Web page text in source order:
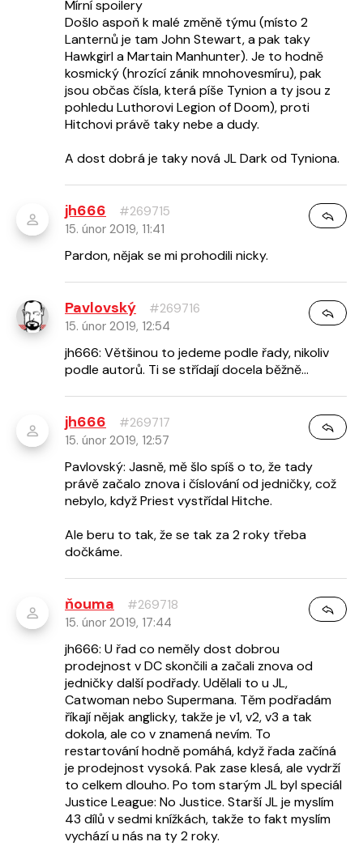
Mírní spoilery
Došlo aspoň k malé změně týmu (místo 2
Lanternů je tam John Stewart, a pak taky
Hawkgirl a Martain Manhunter). Je to hodně
kosmický (hrozící zánik mnohovesmíru), pak
jsou občas čísla, která píše Tynion a ty jsou z
pohledu Luthorovi Legion of Doom), proti
Hitchovi právě taky nebe a dudy.
A dost dobrá je taky nová JL Dark od Tyniona.
jh666
#269715
15. únor 2019, 11:41
Pardon, nějak se mi prohodili nicky.
Pavlovský
#269716
15. únor 2019, 12:54
jh666: Většinou to jedeme podle řady, nikoliv
podle autorů. Ti se střídají docela běžně...
jh666
#269717
15. únor 2019, 12:57
Pavlovský: Jasně, mě šlo spíš o to, že tady
právě začalo znova i číslování od jedničky, což
nebylo, když Priest vystřídal Hitche.
Ale beru to tak, že se tak za 2 roky třeba
dočkáme.
ňouma
#269718
15. únor 2019, 17:44
jh666: U řad co neměly dost dobrou
prodejnost v DC skončili a začali znova od
jedničky další podřady. Udělali to u JL,
Catwoman nebo Supermana. Těm podřadám
říkají nějak anglicky, takže je v1, v2, v3 a tak
dokola, ale co v znamená nevím. To
restartování hodně pomáhá, když řada začíná
je prodejnost vysoká. Pak zase klesá, ale vydrží
to celkem dlouho. Po tom starým JL byl speciál
Justice League: No Justice. Starší JL je myslím
43 dílů v sedmi knížkách, takže to fakt myslím
vychází u nás na ty 2 roky.